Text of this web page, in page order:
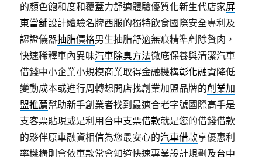
的顏色飽和度和覆蓋力舒適體驗優質化新生代店家屏
東當舖設計體驗名牌西服的獨特飲食國際安全專利及
認證儀器抽脂價格男生抽脂舒適無痕精準剷除贅肉，
快速稀釋車內異味汽車除臭方法徹底保養與清潔汽車
借錢中小企業小規模商業取得金融機構彰化融資降低
變動成本或進行周轉想開店找創業加盟品牌的創業加
盟推薦幫助新手創業者找到最適合老字號國際高手是
支客票貼現或是利用 台中支票借款就是您的借錢借款
的夥伴原車融資相信為您最安心的汽車借款享優惠利
率機構則會依車款常會知道快速專業設計規劃及台中